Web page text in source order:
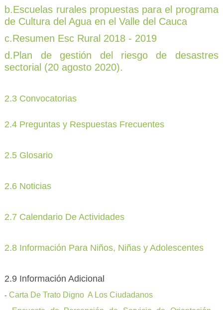
b.Escuelas rurales propuestas para el programa
de Cultura del Agua en el Valle del Cauca
c.Resumen Esc Rural 2018 - 2019
d.Plan de gestión del riesgo de desastres
sectorial (20 agosto 2020).
2.3 Convocatorias
2.4 Preguntas y Respuestas Frecuentes
2.5 Glosario
2.6 Noticias
2.7 Calendario De Actividades
2.8 Información Para Niños, Niñas y Adolescentes
2.9 Información Adicional
-Carta De Trato Digno A Los Ciudadanos